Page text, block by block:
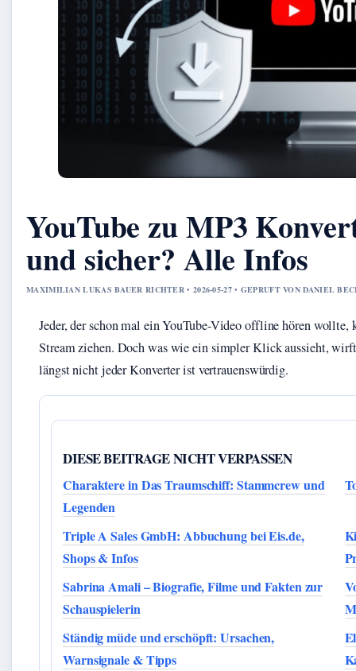
YouTube zu MP3
und sicher? Alle Infos
MAXIMILIAN LUKAS BAUER RICHTER • 2026-05-27 • GEPRUFT VON DANIEL
Jeder, der schon mal ein YouTube-Video offline hören
Stream ziehen. Doch was wie ein simpler Klick aussieht,
längst nicht jeder Konverter ist vertrauenswürdig.
DIESE BEITRAGE NICHT VERPASSEN
Charaktere in Das Traumschiff: Stammcrew und
Legenden
Triple A Sales GmbH: Abbuchung bei Eis.de,
Shops & Infos
Sabrina Amali – Biografie, Filme und Fakten zur
Schauspielerin
Ständig müde und erschöpft: Ursachen,
Warnsignale & Tipps